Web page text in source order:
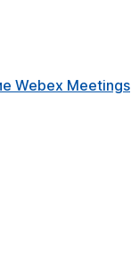
Webex Meetings